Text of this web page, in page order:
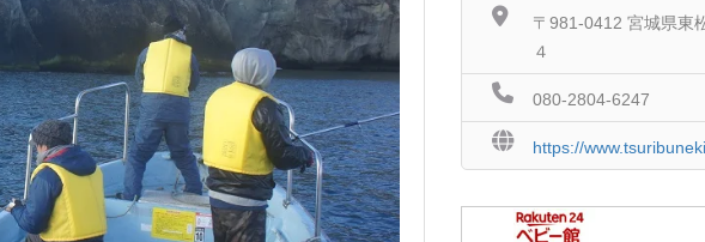
〒981-0412 宮城県東
４
080-2804-6247
https://